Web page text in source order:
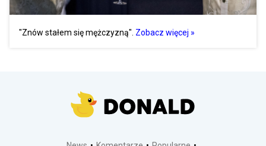
"Znów stałem się mężczyzną". Zobacz więcej »